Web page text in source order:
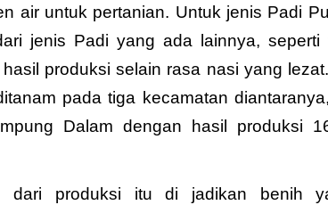
air untuk pertanian. Untuk jenis Padi
jenis Padi yang ada lainnya,
produksi selain rasa nasi yang
pada tiga kecamatan
Dalam dengan hasil produksi
dari produksi itu di jadikan benih